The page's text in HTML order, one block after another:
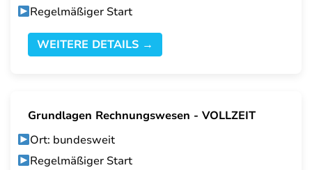
Regelmäßiger Start
WEITERE DETAILS →
Grundlagen Rechnungswesen - VOLLZEIT
Ort: bundesweit
Regelmäßiger Start